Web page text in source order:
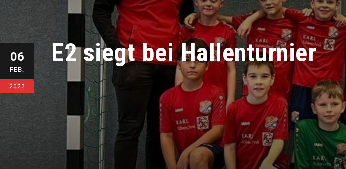
06
FEB.
2023
E2 siegt bei Hallenturnier